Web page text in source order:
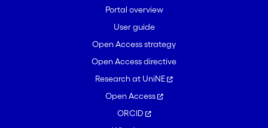
Portal overview
User guide
Open Access strategy
Open Access directive
Research at UniNE
Open Access
ORCID